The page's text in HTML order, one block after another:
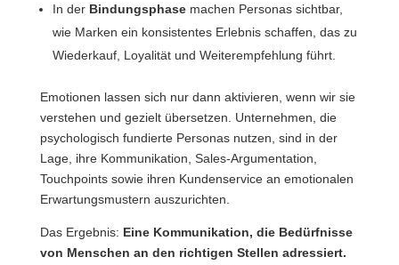
In der Bindungsphasemachen Personas sichtbar,
wie Marken ein konsistentes Erlebnis schaffen, das zu
Wiederkauf, Loyalität und Weiterempfehlung führt.
Emotionen lassen sich nur dann aktivieren, wenn wir sie
verstehen und gezielt übersetzen. Unternehmen, die
psychologisch fundierte Personas nutzen, sind in der
Lage, ihre Kommunikation, Sales-Argumentation,
Touchpoints sowie ihren Kundenservice an emotionalen
Erwartungsmustern auszurichten.
Das Ergebnis: Eine Kommunikation, die Bedürfnisse
von Menschen an den richtigen Stellen adressiert.